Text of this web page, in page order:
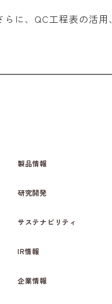
QC工程
製品情報
研究開発
サステナビリティ
IR情報
企業情報